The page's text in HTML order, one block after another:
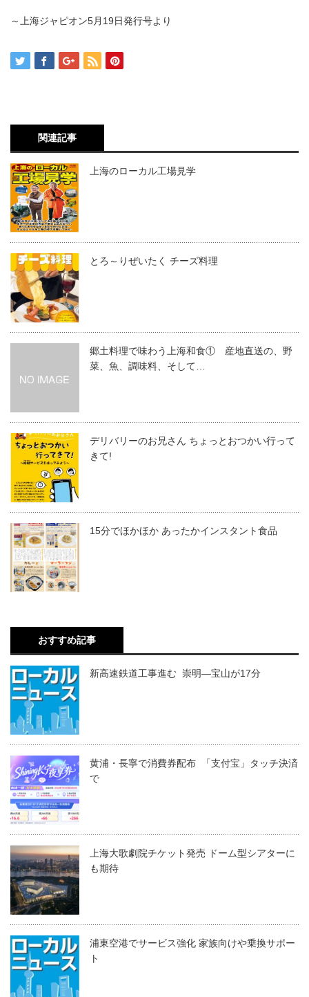
～上海ジャピオン5月19日発行号より
関連記事
上海のローカル工場見学
とろ～りぜいたく チーズ料理
郷土料理で味わう上海和食① 産地直送の、野
菜、魚、調味料、そして…
デリバリーのお兄さん ちょっとおつかい行って
きて!
15分でほかほか あったかインスタント食品
おすすめ記事
新高速鉄道工事進む 崇明―宝山が17分
黄浦・長寧で消費券配布 「支付宝」タッチ決済
で
上海大歌劇院チケット発売 ドーム型シアターに
も期待
浦東空港でサービス強化 家族向けや乗換サポー
ト